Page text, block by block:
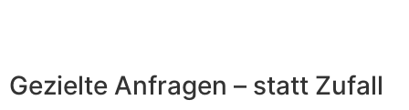
Gezielte Anfragen – statt Zufall